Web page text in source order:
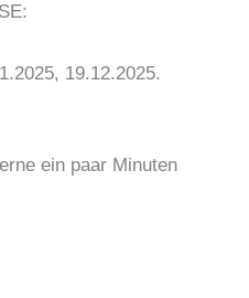
19.12.2025.
ein paar Minuten